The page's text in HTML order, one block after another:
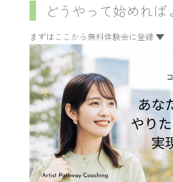
どうやって始めれば
まずはここから無料体験会に登録 ▼